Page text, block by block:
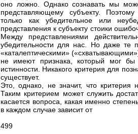
оно ложно. Однако сознавать мы
представляющему субъекту.
только как убедительное или
представления к субъекту стоики
Между представлениями
убедительности для нас. Но даже те
«каталептическими»
не имеют признака, который мог бы
истинности. Никакого критерия для
существует.
Это, однако, не значит, что критерия
Таким критерием может служить
касается вопроса, какая именно
в каждом случае зависит от
499